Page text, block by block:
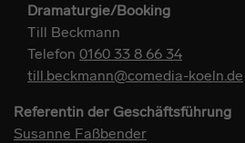
Dramaturgie/Booking
Till Beckmann
Telefon 0160 33 8 66 34
till.beckmann@comedia-koeln.de
Referentin der Geschäftsführung
Susanne Faßbender